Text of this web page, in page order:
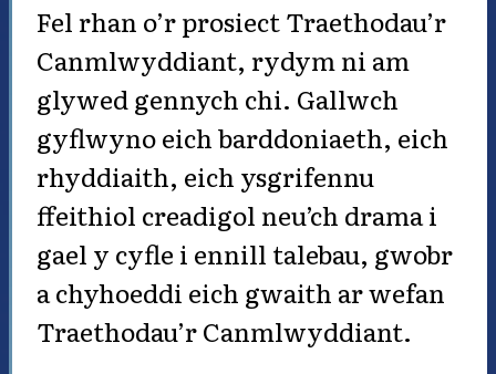
Fel rhan o’r prosiect Traethodau’r
Canmlwyddiant, rydym ni am
glywed gennych chi. Gallwch
gyflwyno eich barddoniaeth, eich
rhyddiaith, eich ysgrifennu
ffeithiol creadigol neu’ch drama i
gael y cyfle i ennill talebau, gwobr
a chyhoeddi eich gwaith ar wefan
Traethodau’r Canmlwyddiant.